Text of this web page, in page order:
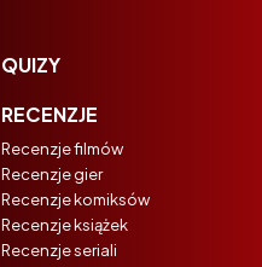
QUIZY
RECENZJE
Recenzje filmów
Recenzje gier
Recenzje komiksów
Recenzje książek
Recenzje seriali